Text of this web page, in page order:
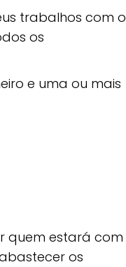
trabalhos com o
os
e uma ou mais
quem estará com
os